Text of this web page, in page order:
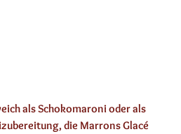
als Schokomaroni oder als
die Marrons Glacé